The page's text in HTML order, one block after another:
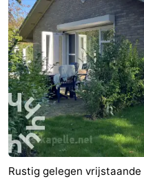
Rustig gelegen